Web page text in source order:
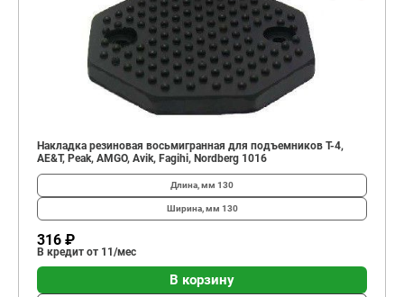
Накладка резиновая восьмигранная для подъемников Т-4,
AE&T, Peak, AMGO, Avik, Fagihi, Nordberg 1016
Длина, мм 130
Ширина, мм 130
316 ₽
В кредит от 11/мес
В корзину